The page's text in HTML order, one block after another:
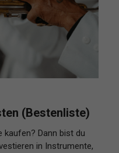
(Bestenliste)
kaufen? Dann bist du
in Instrumente,